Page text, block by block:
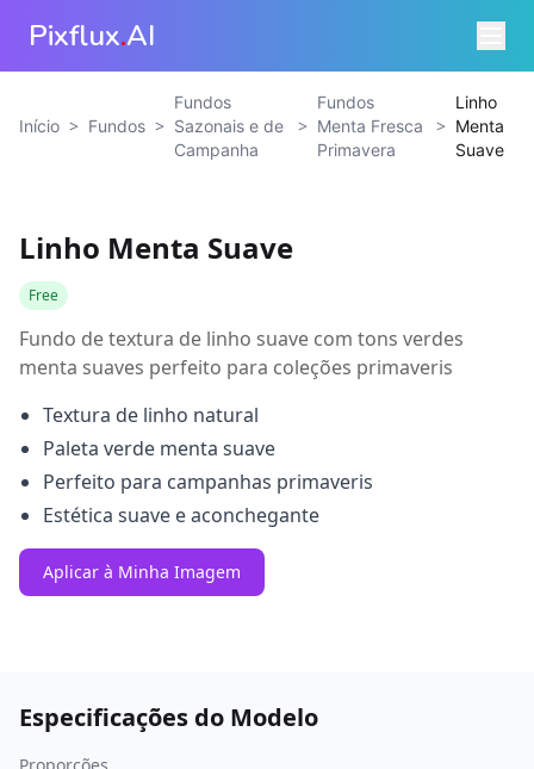
Pixflux.AI
Início > Fundos >
Fundos
Sazonais e de
Campanha
>
Fundos
Menta Fresca
Primavera
>
Linho
Menta
Suave
Linho Menta Suave
Free
Fundo de textura de linho suave com tons verdes
menta suaves perfeito para coleções primaveris
Textura de linho natural
Paleta verde menta suave
Perfeito para campanhas primaveris
Estética suave e aconchegante
Aplicar à Minha Imagem
Especificações do Modelo